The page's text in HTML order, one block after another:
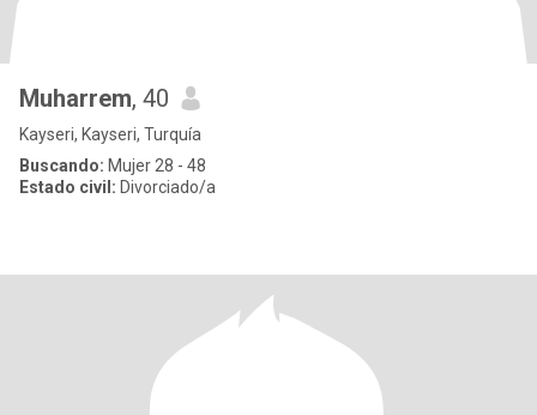
Muharrem, 40
Kayseri, Kayseri, Turquía
Buscando: Mujer 28 - 48
Estado civil: Divorciado/a